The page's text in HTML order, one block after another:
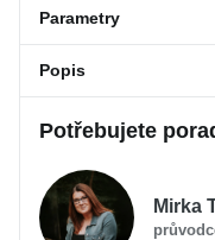
Parametry
Parametry a
Určení
Typ prstenu
Osazení
Popis
Popis
Jemný dotek
vašeho
Potřebujete
Mirka